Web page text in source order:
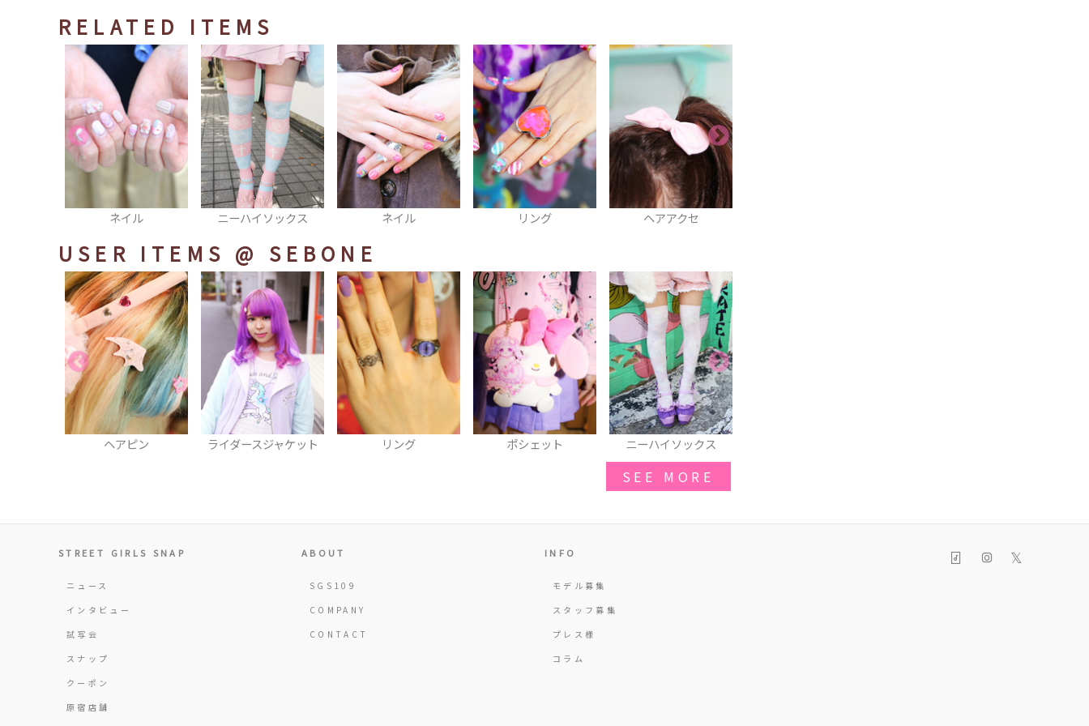
RELATED ITEMS
ニーハイソックス ネイル リング ヘアアクセ リング
USER ITEMS @ SEBONE
ライダースジャケット リング ポシェット ニーハイソックス リング
SEE MORE
STREET GIRLS SNAP
ニュース
インタビュー
試写会
スナップ
クーポン
原宿店舗
ABOUT
SGS109
COMPANY
CONTACT
INFO
モデル募集
スタッフ募集
プレス様
コラム
𝕏